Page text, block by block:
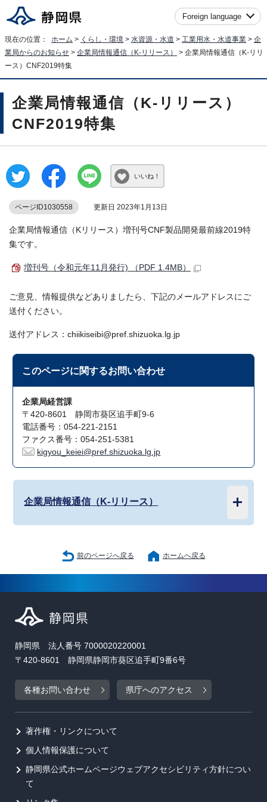
Foreign language
現在の位置： ホーム > くらし・環境 > 水資源・水道 > 工業用水・水道事業 > 企
業局からのお知らせ > 企業局情報通信（K-リリース）
> 企業局情報通信（K-リリ
ース）CNF2019特集
企業局情報通信（K-リリース）
CNF2019特集
いいね！
ページID1030558 更新日 2023年1月13日
企業局情報通信（Kリリース）増刊号CNF製品開発最前線2019特
集です。
増刊号（令和元年11月発行) （PDF 1.4MB）
ご意見、情報提供などありましたら、下記のメールアドレスにご
送付ください。
送付アドレス：chiikiseibi@pref.shizuoka.lg.jp
このページに関するお問い合わせ
企業局経営課
〒420-8601 静岡市葵区追手町9-6
電話番号：054-221-2151
ファクス番号：054-251-5381
kigyou_keiei@pref.shizuoka.lg.jp
企業局情報通信（K-リリース）
前のページへ戻る ホームへ戻る
静岡県 法人番号 7000020220001
〒420-8601 静岡県静岡市葵区追手町9番6号
各種お問い合わせ 県庁へのアクセス
著作権・リンクについて
個人情報保護について
静岡県公式ホームページウェブアクセシビリティ方針につい
て